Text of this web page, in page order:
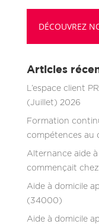
DÉCOUVREZ
Articles
L’espace client
(Juillet) 2026
Formation
compétences au
Alternance aide
commençait chez
Aide à domicile
(34000)
Aide à domicile